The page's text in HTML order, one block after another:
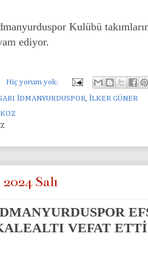
Kulübü
ediyor.
Hiç yorum yok:
İDMANYURDUSPOR İLKER GÜNER
Salı
VEFAT ETTİ